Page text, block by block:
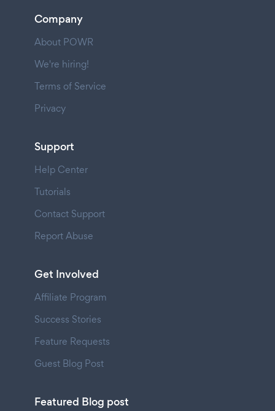
Company
About POWR
We're hiring!
Terms of Service
Privacy
Support
Help Center
Tutorials
Contact Support
Report Abuse
Get Involved
Affiliate Program
Success Stories
Feature Requests
Guest Blog Post
Featured Blog post